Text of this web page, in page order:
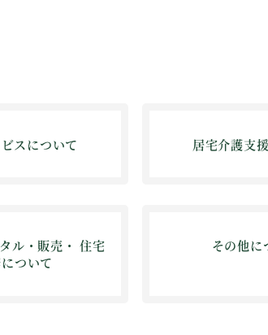
スについて 居宅介護支
ル・販売・ 住宅
ついて
その他に